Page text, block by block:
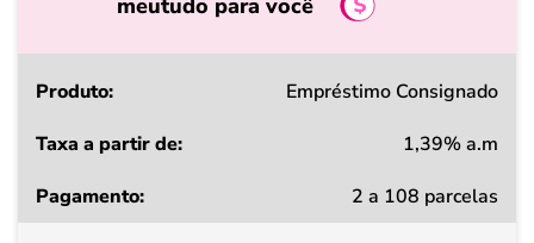
meutudo para você
Produto
a
Empréstimo Consignado
1,39% a.m
2 a 108 parcelas